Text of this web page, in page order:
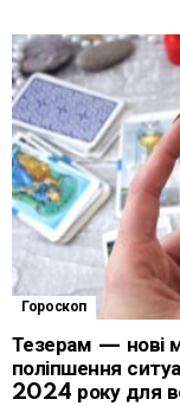
Гороскоп
Тезерам — нові
поліпшення
2024 року для